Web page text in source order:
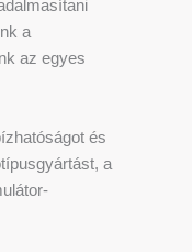
a
az egyes
és
a